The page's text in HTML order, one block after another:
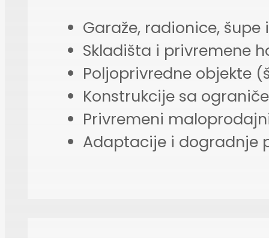
Garaže, radionice,
Skladišta i privremene
Poljoprivredne objekte
Konstrukcije sa
Privremeni
Adaptacije i dogradnje